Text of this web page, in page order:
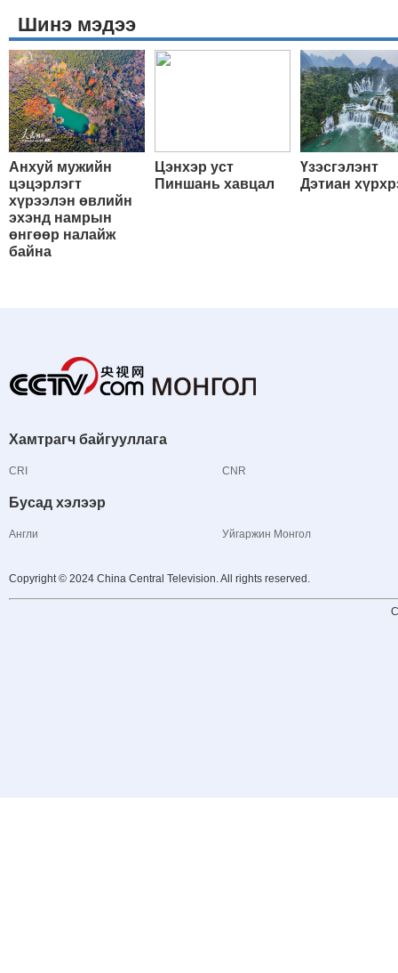
Шинэ мэдээ
Анхуй мужийн
цэцэрлэгт
хүрээлэн өвлийн
эхэнд намрын
өнгөөр налайж
байна
Цэнхэр уст
Пиншань хавцал
Үзэсгэлэнт
Дэтиан
Хамтрагч байгууллага
CRI CNR
Бусад хэлээр
Англи Уйгаржин Монгол
Copyright © 2024 China Central Television. All rights reserved.